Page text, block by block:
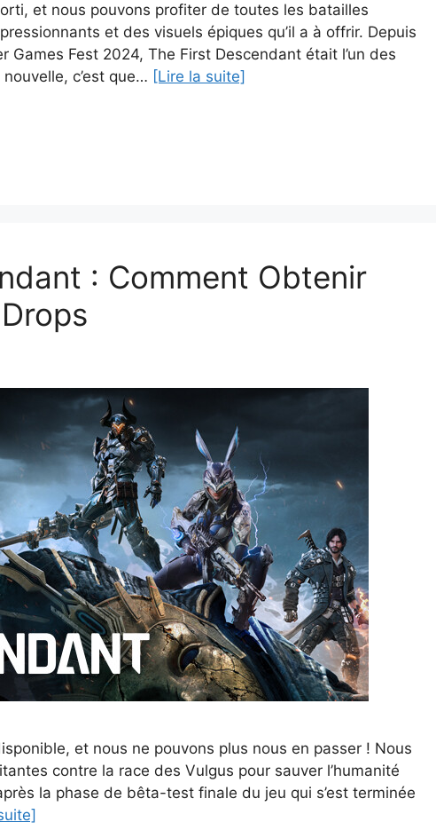
et nous pouvons profiter de toutes les batailles
et des visuels épiques qu’il a à offrir. Depuis
Games Fest 2024, The First Descendant était l’un des
c’est que… [Lire la suite]
: Comment Obtenir
et nous ne pouvons plus nous en passer ! Nous
contre la race des Vulgus pour sauver l’humanité
la phase de bêta-test finale du jeu qui s’est terminée